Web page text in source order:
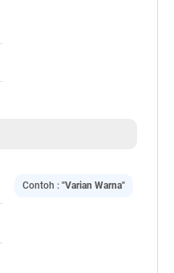
Contoh : "Varian Warna"